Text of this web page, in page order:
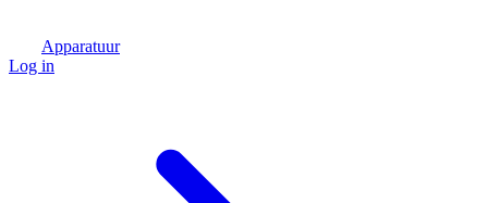
Apparatuur
Log in